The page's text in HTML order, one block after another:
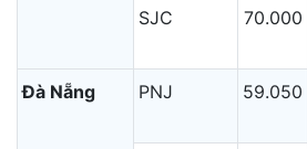
SJC 70.000
Đà Nẵng PNJ 59.050